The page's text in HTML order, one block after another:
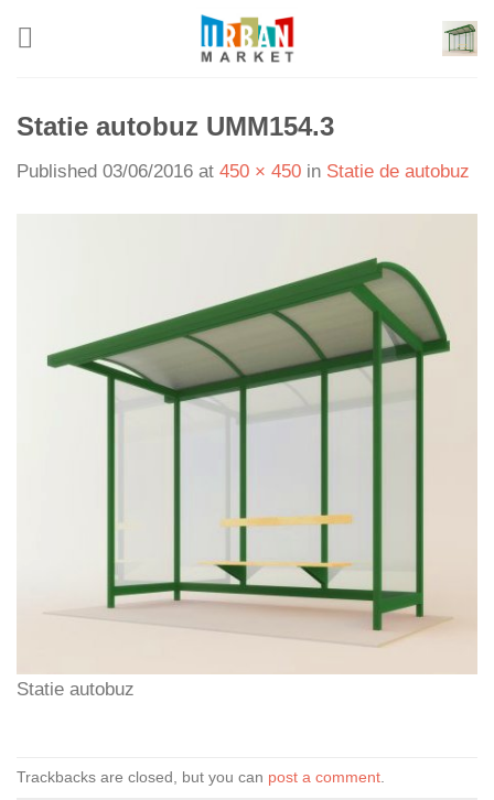
Statie autobuz UMM154.3
Published 03/06/2016 at 450 × 450 in Statie de autobuz
Statie autobuz
Trackbacks are closed, but you can post a comment